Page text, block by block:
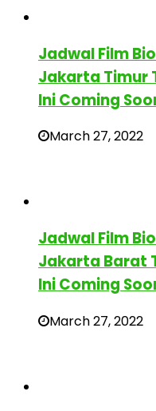
Jadwal Film
Jakarta Timur
Ini Coming
March 27, 2022
Jadwal Film
Jakarta Barat
Ini Coming
March 27, 2022